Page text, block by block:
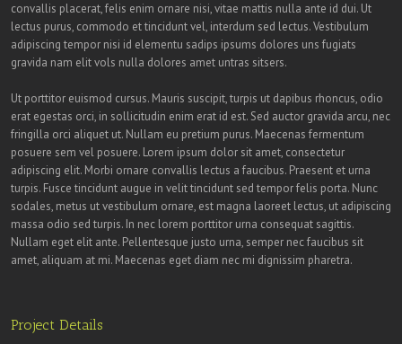
convallis placerat, felis enim ornare nisi, vitae mattis nulla ante id dui. Ut
lectus purus, commodo et tincidunt vel, interdum sed lectus. Vestibulum
adipiscing tempor nisi id elementu sadips ipsums dolores uns fugiats
gravida nam elit vols nulla dolores amet untras sitsers.
Ut porttitor euismod cursus. Mauris suscipit, turpis ut dapibus rhoncus, odio
erat egestas orci, in sollicitudin enim erat id est. Sed auctor gravida arcu, nec
fringilla orci aliquet ut. Nullam eu pretium purus. Maecenas fermentum
posuere sem vel posuere. Lorem ipsum dolor sit amet, consectetur
adipiscing elit. Morbi ornare convallis lectus a faucibus. Praesent et urna
turpis. Fusce tincidunt augue in velit tincidunt sed tempor felis porta. Nunc
sodales, metus ut vestibulum ornare, est magna laoreet lectus, ut adipiscing
massa odio sed turpis. In nec lorem porttitor urna consequat sagittis.
Nullam eget elit ante. Pellentesque justo urna, semper nec faucibus sit
amet, aliquam at mi. Maecenas eget diam nec mi dignissim pharetra.
Project Details